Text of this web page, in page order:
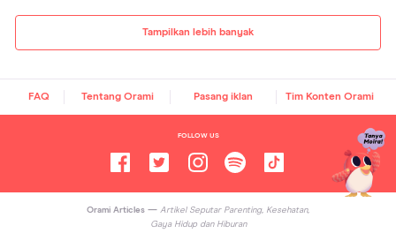
Tampilkan lebih banyak
FAQ Tentang Orami Pasang iklan Tim Konten Orami
FOLLOW US
Orami Articles — Artikel Seputar Parenting, Kesehatan,
Gaya Hidup dan Hiburan